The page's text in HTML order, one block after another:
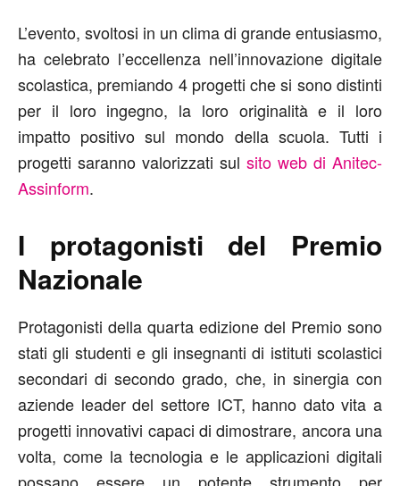
L’evento, svoltosi in un clima di grande entusiasmo,
ha celebrato l’eccellenza nell’innovazione digitale
scolastica, premiando 4 progetti che si sono distinti
per il loro ingegno, la loro originalità e il loro
impatto positivo sul mondo della scuola. Tutti i
progetti saranno valorizzati sul sito web di Anitec-
Assinform.
I protagonisti del Premio
Nazionale
Protagonisti della quarta edizione del Premio sono
stati gli studenti e gli insegnanti di istituti scolastici
secondari di secondo grado, che, in sinergia con
aziende leader del settore ICT, hanno dato vita a
progetti innovativi capaci di dimostrare, ancora una
volta, come la tecnologia e le applicazioni digitali